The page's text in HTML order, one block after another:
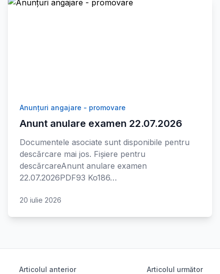
Anunțuri angajare - promovare
Anunt anulare examen 22.07.2026
Documentele asociate sunt disponibile pentru
descărcare mai jos. Fișiere pentru
descărcareAnunt anulare examen
22.07.2026PDF93 Ko186…
20 iulie 2026
Articolul anterior Articolul următor